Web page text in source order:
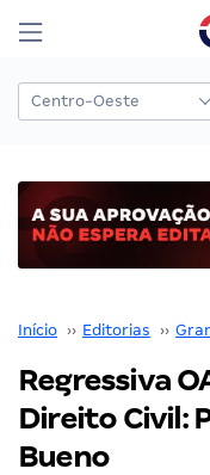
Início ›› Editorias ››
Regressiva
Direito Civil:
Bueno